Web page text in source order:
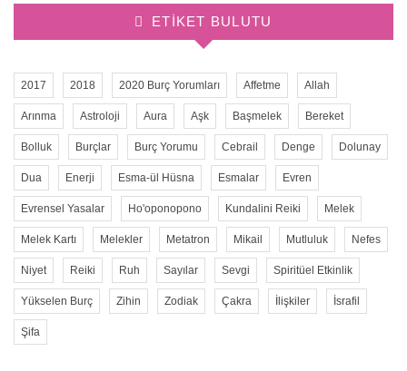
ETIKET BULUTU
2017 2018 2020 Burç Yorumları Affetme Allah
Arınma Astroloji Aura Aşk Başmelek Bereket
Bolluk Burçlar Burç Yorumu Cebrail Denge Dolunay
Dua Enerji Esma-ül Hüsna Esmalar Evren
Evrensel Yasalar Ho'oponopono Kundalini Reiki Melek
Melek Kartı Melekler Metatron Mikail Mutluluk Nefes
Niyet Reiki Ruh Sayılar Sevgi Spiritüel Etkinlik
Yükselen Burç Zihin Zodiak Çakra İlişkiler İsrafil
Şifa